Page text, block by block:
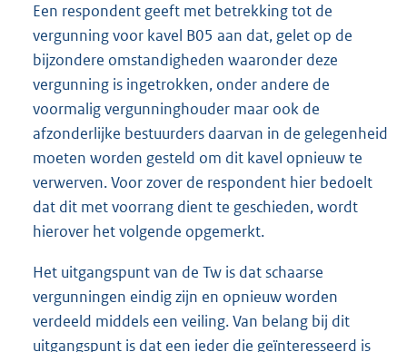
Een respondent geeft met betrekking tot de
vergunning voor kavel B05 aan dat, gelet op de
bijzondere omstandigheden waaronder deze
vergunning is ingetrokken, onder andere de
voormalig vergunninghouder maar ook de
afzonderlijke bestuurders daarvan in de gelegenheid
moeten worden gesteld om dit kavel opnieuw te
verwerven. Voor zover de respondent hier bedoelt
dat dit met voorrang dient te geschieden, wordt
hierover het volgende opgemerkt.
Het uitgangspunt van de Tw is dat schaarse
vergunningen eindig zijn en opnieuw worden
verdeeld middels een veiling. Van belang bij dit
uitgangspunt is dat een ieder die geïnteresseerd is